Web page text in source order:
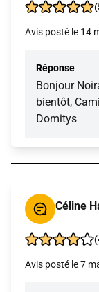
Avis posté le 14
Réponse
Bonjour
bientôt,
Domitys
Céline
Avis posté le 7